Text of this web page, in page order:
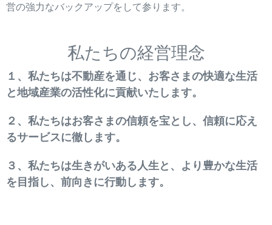
営の強力なバックアップをして参ります。
私たちの経営理念
１、私たちは不動産を通じ、お客さまの快適な生活
と地域産業の活性化に貢献いたします。
２、私たちはお客さまの信頼を宝とし、信頼に応え
るサービスに徹します。
３、私たちは生きがいある人生と、より豊かな生活
を目指し、前向きに行動します。